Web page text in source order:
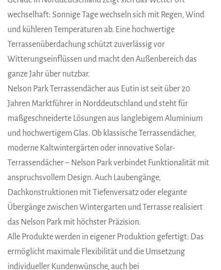
wechselhaft: Sonnige Tage wechseln sich mit Regen, Wind
und kühleren Temperaturen ab. Eine hochwertige
Terrassenüberdachung schützt zuverlässig vor
Witterungseinflüssen und macht den Außenbereich das
ganze Jahr über nutzbar.
Nelson Park Terrassendächer aus Eutin ist seit über 20
Jahren Marktführer in Norddeutschland und steht für
maßgeschneiderte Lösungen aus langlebigem Aluminium
und hochwertigem Glas. Ob klassische Terrassendächer,
moderne Kaltwintergärten oder innovative Solar-
Terrassendächer – Nelson Park verbindet Funktionalität mit
anspruchsvollem Design. Auch Laubengänge,
Dachkonstruktionen mit Tiefenversatz oder elegante
Übergänge zwischen Wintergarten und Terrasse realisiert
das Nelson Park mit höchster Präzision.
Alle Produkte werden in eigener Produktion gefertigt: Das
ermöglicht maximale Flexibilität und die Umsetzung
individueller Kundenwünsche, auch bei